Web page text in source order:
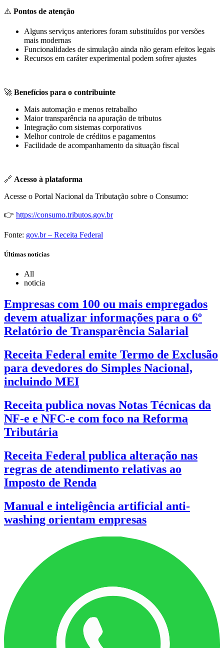
⚠️ Pontos de atenção
Alguns serviços anteriores foram substituídos por versões
mais modernas
Funcionalidades de simulação ainda não geram efeitos legais
Recursos em caráter experimental podem sofrer ajustes
🚀 Benefícios para o contribuinte
Mais automação e menos retrabalho
Maior transparência na apuração de tributos
Integração com sistemas corporativos
Melhor controle de créditos e pagamentos
Facilidade de acompanhamento da situação fiscal
🔗 Acesso à plataforma
Acesse o Portal Nacional da Tributação sobre o Consumo:
👉 https://consumo.tributos.gov.br
Fonte: gov.br – Receita Federal
Últimas notícias
All
noticia
Empresas com 100 ou mais empregados
devem atualizar informações para o 6º
Relatório de Transparência Salarial
Receita Federal emite Termo de Exclusão
para devedores do Simples Nacional,
incluindo MEI
Receita publica novas Notas Técnicas da
NF-e e NFC-e com foco na Reforma
Tributária
Receita Federal publica alteração nas
regras de atendimento relativas ao
Imposto de Renda
Manual e inteligência artificial anti-
washing orientam empresas